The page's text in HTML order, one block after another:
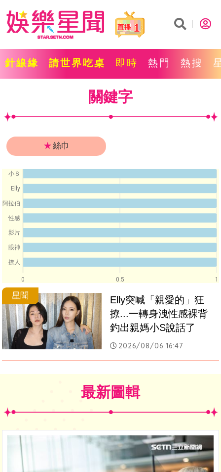
1
針線緣 請世界吃桌 即時 熱門 熱搜
關鍵字
★絲巾
0 0.5 1
小Ｓ
Elly
阿拉伯
性感
影片
眼神
撩人
星聞
Elly突喊「親愛的」狂
撩...一轉身洩性感裸背
釣出親媽小S說話了
2026/08/06 16:47
最新圖輯